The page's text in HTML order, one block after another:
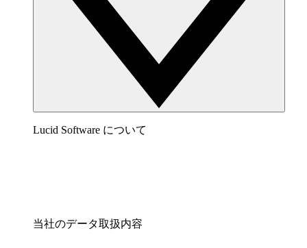
Lucid Software について
当社のデータ取扱内容